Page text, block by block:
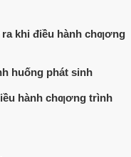
khi điều hành chƣơng
huống phát sinh
hành chƣơng trình